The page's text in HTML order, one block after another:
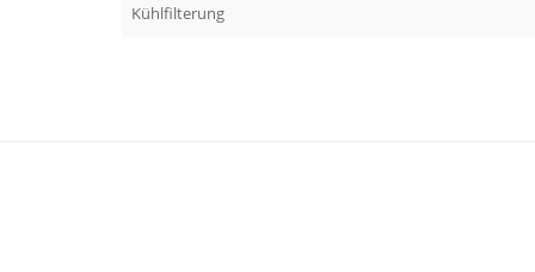
Kühlfilterung